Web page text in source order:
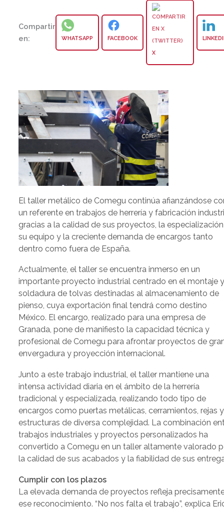
Compartir
en:
WHATSAPP FACEBOOK
X
El taller metálico de Comegu continúa afianzándose
un referente en trabajos de herrería y fabricación
gracias a la calidad de sus proyectos, la
su equipo y la creciente demanda de encargos tanto
dentro como fuera de España.
Actualmente, el taller se encuentra inmerso en un
importante proyecto industrial centrado en el montaje
soldadura de tolvas destinadas al almacenamiento de
pienso, cuya exportación final tendrá como destino
México. El encargo, realizado para una empresa de
Granada, pone de manifiesto la capacidad técnica y
profesional de Comegu para afrontar proyectos de
envergadura y proyección internacional.
Junto a este trabajo industrial, el taller mantiene una
intensa actividad diaria en el ámbito de la herrería
tradicional y especializada, realizando todo tipo de
encargos como puertas metálicas, cerramientos, rejas y
estructuras de diversa complejidad. La combinación
trabajos industriales y proyectos personalizados ha
convertido a Comegu en un taller altamente valorado
la calidad de sus acabados y la fiabilidad de sus
Cumplir con los plazos
La elevada demanda de proyectos refleja
ese reconocimiento. “No nos falta el trabajo”, explica